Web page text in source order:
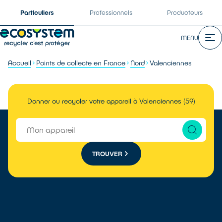
Particuliers Professionnels Producteurs
MENU
Accueil Points de collecte en France Nord Valenciennes
Donner ou recycler votre appareil à Valenciennes (59)
TROUVER